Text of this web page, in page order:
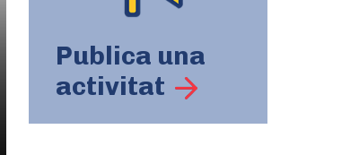
Publica una
activitat